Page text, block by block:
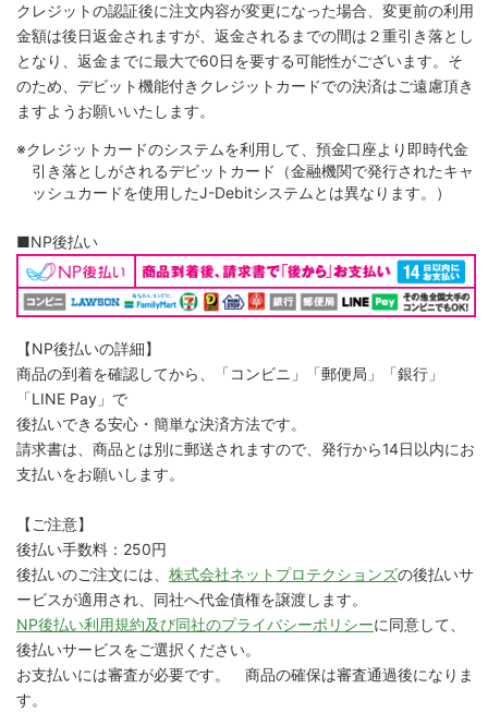
クレジットの認証後に注文内容が変更になった場合、変更前の利用
金額は後日返金されますが、返金されるまでの間は２重引き落とし
となり、返金までに最大で60日を要する可能性がございます。そ
のため、デビット機能付きクレジットカードでの決済はご遠慮頂き
ますようお願いいたします。
※クレジットカードのシステムを利用して、預金口座より即時代金
引き落としがされるデビットカード（金融機関で発行されたキャ
ッシュカードを使用したJ-Debitシステムとは異なります。）
■NP後払い
【NP後払いの詳細】
商品の到着を確認してから、「コンビニ」「郵便局」「銀行」
「LINE Pay」で
後払いできる安心・簡単な決済方法です。
請求書は、商品とは別に郵送されますので、発行から14日以内にお
支払いをお願いします。
【ご注意】
後払い手数料：250円
後払いのご注文には、 株式会社ネットプロテクションズの後払いサ
ービスが適用され、同社へ代金債権を譲渡します。
NP後払い利用規約及び同社のプライバシーポリシーに同意して、
後払いサービスをご選択ください。
お支払いには審査が必要です。 商品の確保は審査通過後になりま
す。